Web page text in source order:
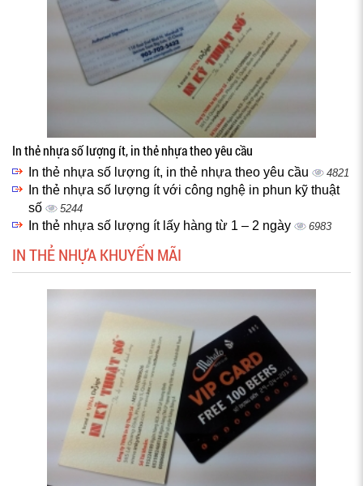
In thẻ nhựa số lượng ít, in thẻ nhựa theo yêu cầu
In thẻ nhựa số lượng ít, in thẻ nhựa theo yêu cầu 4821
In thẻ nhựa số lượng ít với công nghệ in phun kỹ thuật
số
5244
In thẻ nhựa số lượng ít lấy hàng từ 1 – 2 ngày 6983
IN THẺ NHỰA KHUYẾN MÃI